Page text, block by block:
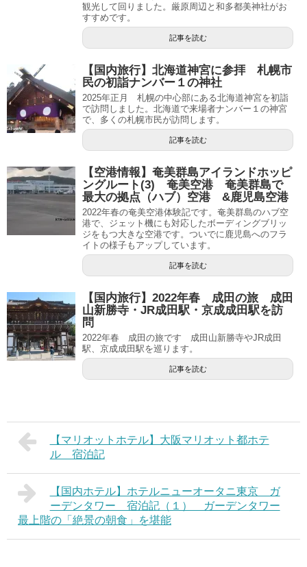
観光して回りました。厳原周辺と和多都美神社がお
すすめです。
記事を読む
【国内旅行】北海道神宮に参拝 札幌市
民の初詣ナンバー１の神社
2025年正月 札幌の中心部にある北海道神宮を初詣
で訪問しました。北海道で来場者ナンバー１の神宮
で、多くの札幌市民が訪問します。
記事を読む
【空港情報】奄美群島アイランドホッピ
ングルート(3) 奄美空港 奄美群島で
最大の拠点（ハブ）空港 &鹿児島空港
2022年春の奄美空港体験記です。奄美群島のハブ空
港で、ジェット機にも対応したボーディングブリッ
ジをもつ大きな空港です。ついでに鹿児島へのフラ
イトの様子もアップしています。
記事を読む
【国内旅行】2022年春 成田の旅 成田
山新勝寺・JR成田駅・京成成田駅を訪
問
2022年春 成田の旅です 成田山新勝寺やJR成田
駅、京成成田駅を巡ります。
記事を読む
【マリオットホテル】大阪マリオット都ホテ
ル 宿泊記
【国内ホテル】ホテルニューオータニ東京 ガ
ーデンタワー 宿泊記（１） ガーデンタワー
最上階の「絶景の朝食」を堪能